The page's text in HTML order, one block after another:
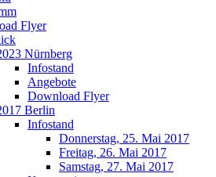
Flyer
Nürnberg
Infostand
Angebote
Download Flyer
Berlin
Infostand
Donnerstag, 25. Mai 2017
Freitag, 26. Mai 2017
Samstag, 27. Mai 2017